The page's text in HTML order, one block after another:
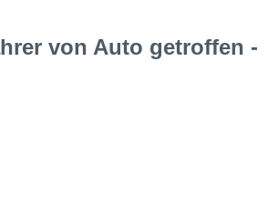
von Auto getroffen -